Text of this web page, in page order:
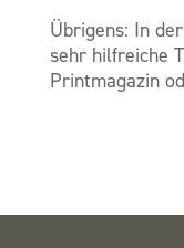
Übrigens: In
sehr hilfreiche
Printmagazin